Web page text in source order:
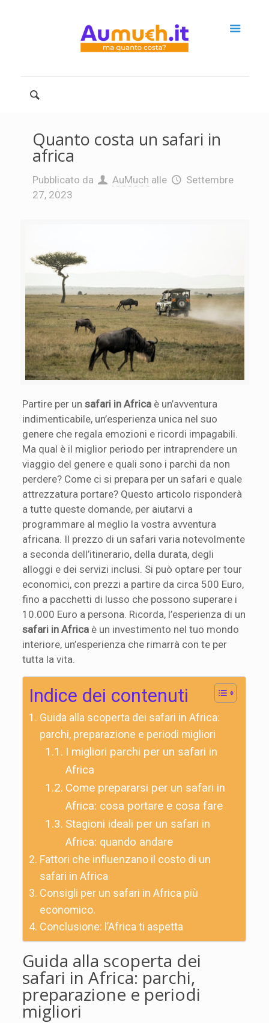
Quanto costa un safari in
africa
Pubblicato da AuMuch alle
Settembre
27, 2023
Partire per unsafari in Africa è un’avventura
indimenticabile, un’esperienza unica nel suo
genere che regala emozioni e ricordi impagabili.
Ma qual è il miglior periodo per intraprendere un
viaggio del genere e quali sono i parchi da non
perdere? Come ci si prepara per un safari e quale
attrezzatura portare? Questo articolo risponderà
a tutte queste domande, per aiutarvi a
programmare al meglio la vostra avventura
africana. Il prezzo di un safari varia notevolmente
a seconda dell’itinerario, della durata, degli
alloggi e dei servizi inclusi. Si può optare per tour
economici, con prezzi a partire da circa 500 Euro,
fino a pacchetti di lusso che possono superare i
10.000 Euro a persona. Ricorda, l’esperienza di un
safari in Africa è un investimento nel tuo mondo
interiore, un’esperienza che rimarrà con te per
tutta la vita.
Indice dei contenuti
Guida alla scoperta dei safari in Africa:
parchi, preparazione e periodi migliori
I migliori parchi per un safari in
Africa
Come prepararsi per un safari in
Africa: cosa portare e cosa fare
Stagioni ideali per un safari in
Africa: quando andare
Fattori che influenzano il costo di un
safari in Africa
Consigli per un safari in Africa più
economico.
Conclusione: l’Africa ti aspetta
Guida alla scoperta dei
safari in Africa: parchi,
preparazione e periodi
migliori